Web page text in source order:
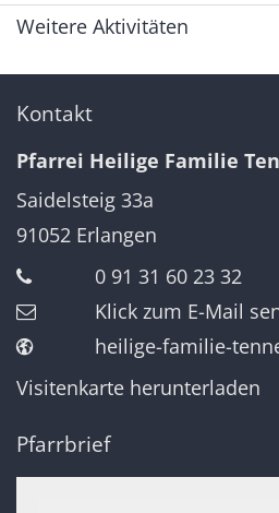
Weitere Aktivitäten
Kontakt
Pfarrei Heilige Familie
Saidelsteig 33a
91052 Erlangen
0 91 31 60 23 32
Klick zum E-Mail
heilige-familie-
Visitenkarte herunterladen
Pfarrbrief